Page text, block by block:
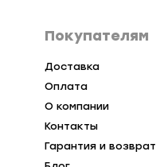
Покупателям
Доставка
Оплата
О компании
Контакты
Гарантия и возврат